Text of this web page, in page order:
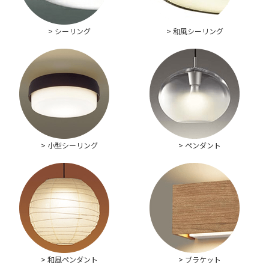
> シーリング > 和風シーリング
> 小型シーリング > ペンダント
> 和風ペンダント > ブラケット